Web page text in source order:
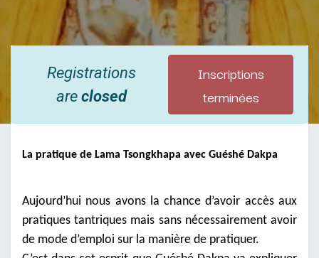
Registrations
areclosed
Inscriptions
terminées
La pratique de Lama Tsongkhapa avec Guéshé Dakpa
Aujourd’hui nous avons la chance d’avoir accès aux
pratiques tantriques mais sans nécessairement avoir
de mode d’emploi sur la manière de pratiquer.